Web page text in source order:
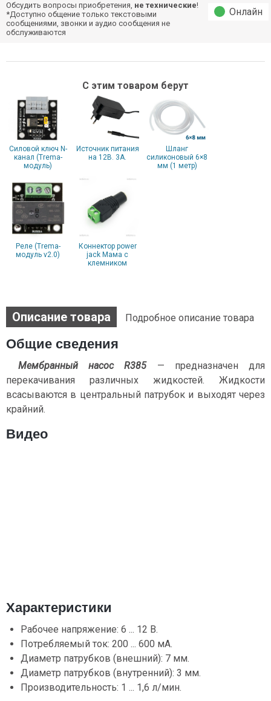
Обсудить вопросы приобретения, не технические!
*Доступно общение только текстовыми
сообщениями, звонки и аудио сообщения не
обслуживаются
Онлайн
С этим товаром берут
Силовой ключ N-
канал (Trema-
модуль)
Источник питания
на 12В. 3А.
Шланг
cиликоновый 6×8
мм (1 метр)
Реле (Trema-
модуль v2.0)
Коннектор power
jack Мама с
клемником
Описание товара Подробное описание товара
Общие сведения
Мембранный насос R385— предназначен для
перекачивания различных жидкостей. Жидкости
всасываются в центральный патрубок и выходят через
крайний.
Видео
Характеристики
Рабочее напряжение: 6 ... 12 В.
Потребляемый ток: 200 ... 600 мА.
Диаметр патрубков (внешний): 7 мм.
Диаметр патрубков (внутренний): 3 мм.
Производительность: 1 ... 1,6 л/мин.